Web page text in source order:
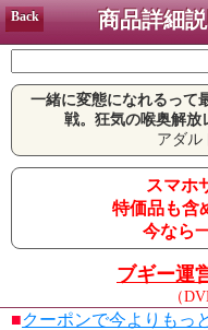
Back 商品詳細
一緒に変態になれるって
戦。狂気の喉奥解放
アダル
スマホ
特価品も含
今なら
ブギー運
（
■クーポンで今よりもっ